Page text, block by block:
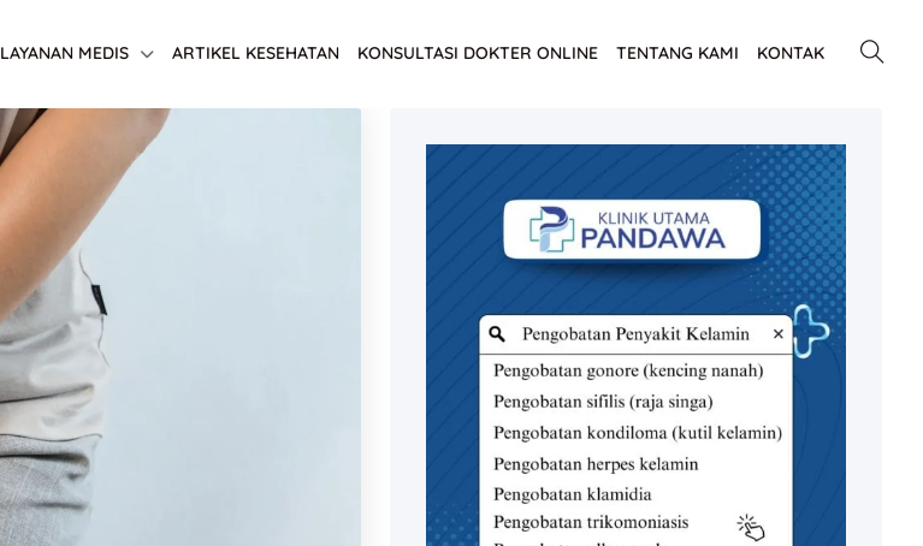
LAYANAN MEDIS ARTIKEL KESEHATAN KONSULTASI DOKTER ONLINE TENTANG KAMI KONTAK